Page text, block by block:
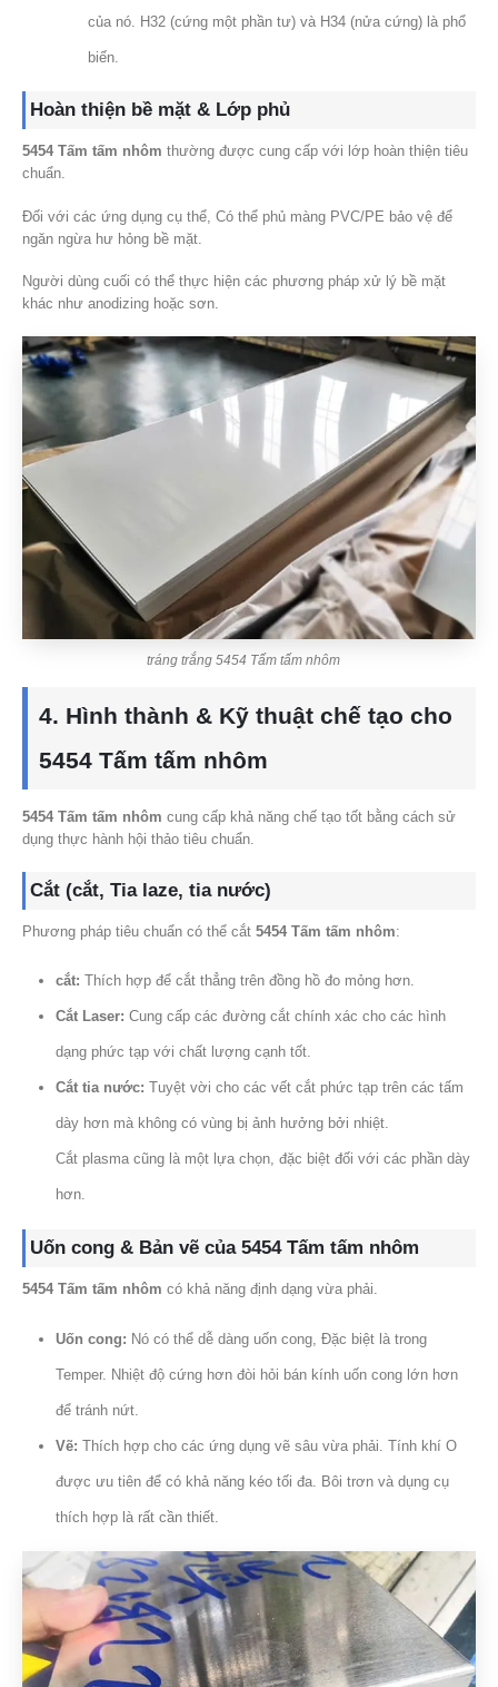
của nó. H32 (cứng một phần tư) và H34 (nửa cứng) là phổ
biến.
Hoàn thiện bề mặt & Lớp phủ
5454 Tấm tấm nhôm thường được cung cấp với lớp hoàn thiện tiêu
chuẩn.
Đối với các ứng dụng cụ thể, Có thể phủ màng PVC/PE bảo vệ để
ngăn ngừa hư hỏng bề mặt.
Người dùng cuối có thể thực hiện các phương pháp xử lý bề mặt
khác như anodizing hoặc sơn.
tráng trắng 5454 Tấm tấm nhôm
4. Hình thành & Kỹ thuật chế tạo cho
5454 Tấm tấm nhôm
5454 Tấm tấm nhôm cung cấp khả năng chế tạo tốt bằng cách sử
dụng thực hành hội thảo tiêu chuẩn.
Cắt (cắt, Tia laze, tia nước)
Phương pháp tiêu chuẩn có thể cắt 5454 Tấm tấm nhôm:
cắt: Thích hợp để cắt thẳng trên đồng hồ đo mỏng hơn.
Cắt Laser: Cung cấp các đường cắt chính xác cho các hình
dạng phức tạp với chất lượng cạnh tốt.
Cắt tia nước: Tuyệt vời cho các vết cắt phức tạp trên các tấm
dày hơn mà không có vùng bị ảnh hưởng bởi nhiệt.
Cắt plasma cũng là một lựa chọn, đặc biệt đối với các phần dày
hơn.
Uốn cong & Bản vẽ của 5454 Tấm tấm nhôm
5454 Tấm tấm nhôm có khả năng định dạng vừa phải.
Uốn cong: Nó có thể dễ dàng uốn cong, Đặc biệt là trong
Temper. Nhiệt độ cứng hơn đòi hỏi bán kính uốn cong lớn hơn
để tránh nứt.
Vẽ: Thích hợp cho các ứng dụng vẽ sâu vừa phải. Tính khí O
được ưu tiên để có khả năng kéo tối đa. Bôi trơn và dụng cụ
thích hợp là rất cần thiết.